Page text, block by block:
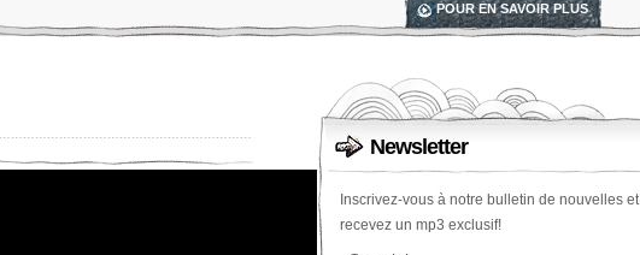
POUR EN SAVOIR PLUS
Newsletter
Inscrivez-vous à notre bulletin de nouvelles et
recevez un mp3 exclusif!